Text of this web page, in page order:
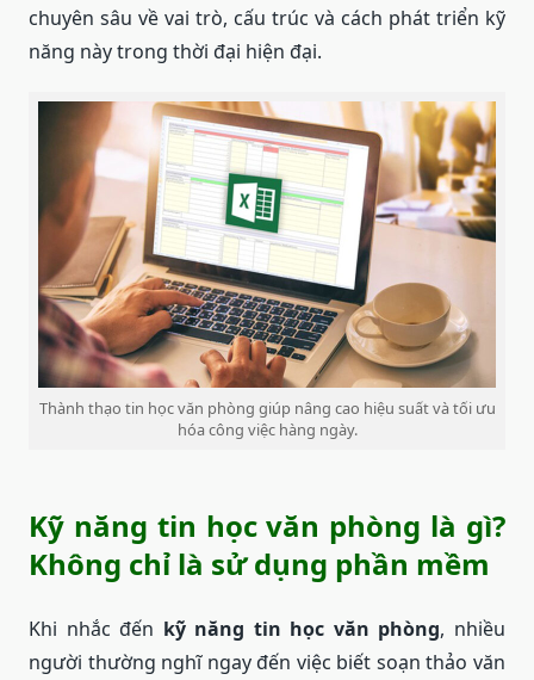
chuyên sâu về vai trò, cấu trúc và cách phát triển kỹ
năng này trong thời đại hiện đại.
Thành thạo tin học văn phòng giúp nâng cao hiệu suất và tối ưu
hóa công việc hàng ngày.
Kỹ năng tin học văn phòng là gì?
Không chỉ là sử dụng phần mềm
Khi nhắc đến kỹ năng tin học văn phòng, nhiều
người thường nghĩ ngay đến việc biết soạn thảo văn